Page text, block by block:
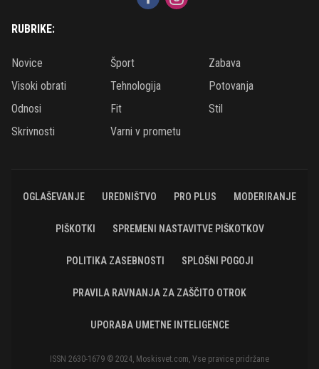
RUBRIKE:
Novice Šport
Zabava
Visoki obrati
Tehnologija
Potovanja
Odnosi
Fit
Stil
Skrivnosti
Varni v prometu
OGLAŠEVANJE UREDNIŠTVO PRO PLUS MODERIRANJE
PIŠKOTKI SPREMENI NASTAVITVE PIŠKOTKOV
POLITIKA ZASEBNOSTI SPLOŠNI POGOJI
PRAVILA RAVNANJA ZA ZAŠČITO OTROK
UPORABA UMETNE INTELIGENCE
ISSN 2630-1679 © 2024, Moskisvet.com, Vse pravice pridržane